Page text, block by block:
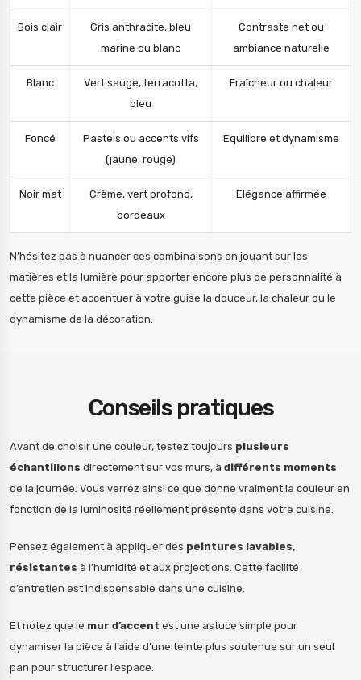
Bois clair
Gris anthracite, bleu
marine ou blanc
Contraste net ou
ambiance naturelle
Blanc
Vert sauge, terracotta,
bleu
Fraîcheur ou chaleur
Foncé
Pastels ou accents vifs
(jaune, rouge)
Equilibre et dynamisme
Noir mat
Crème, vert profond,
bordeaux
Elégance affirmée
N’hésitez pas à nuancer ces combinaisons en jouant sur les
matières et la lumière pour apporter encore plus de personnalité à
cette pièce et accentuer à votre guise la douceur, la chaleur ou le
dynamisme de la décoration.
Conseils pratiques
Avant de choisir une couleur, testez toujours plusieurs
échantillons directement sur vos murs, à différents moments
de la journée. Vous verrez ainsi ce que donne vraiment la couleur en
fonction de la luminosité réellement présente dans votre cuisine.
Pensez également à appliquer des peintures lavables,
résistantes à l’humidité et aux projections. Cette facilité
d’entretien est indispensable dans une cuisine.
Et notez que le mur d’accent est une astuce simple pour
dynamiser la pièce à l’aide d’une teinte plus soutenue sur un seul
pan pour structurer l’espace.